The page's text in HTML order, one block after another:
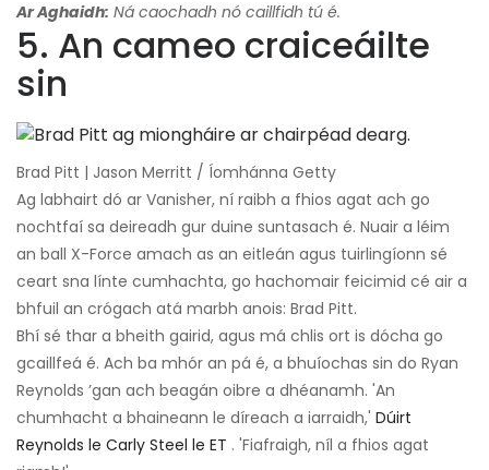
Ar Aghaidh: Ná caochadh nó caillfidh tú é.
5. An cameo craiceáilte
sin
Brad Pitt | Jason Merritt / Íomhánna Getty
Ag labhairt dó ar Vanisher, ní raibh a fhios agat ach go
nochtfaí sa deireadh gur duine suntasach é. Nuair a léim
an ball X-Force amach as an eitleán agus tuirlingíonn sé
ceart sna línte cumhachta, go hachomair feicimid cé air a
bhfuil an crógach atá marbh anois: Brad Pitt.
Bhí sé thar a bheith gairid, agus má chlis ort is dócha go
gcaillfeá é. Ach ba mhór an pá é, a bhuíochas sin do Ryan
Reynolds ’gan ach beagán oibre a dhéanamh. 'An
chumhacht a bhaineann le díreach a iarraidh,' Dúirt
Reynolds le Carly Steel le ET . 'Fiafraigh, níl a fhios agat